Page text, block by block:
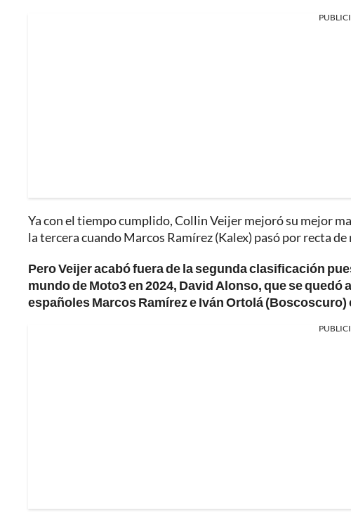
Ya con el tiempo cumplido, Collin Veijer mejoró su mejor
la tercera cuando Marcos Ramírez (Kalex) pasó por recta
Pero Veijer acabó fuera de la segunda clasificación
mundo de Moto3 en 2024, David Alonso, que se
españoles Marcos Ramírez e Iván Ortolá